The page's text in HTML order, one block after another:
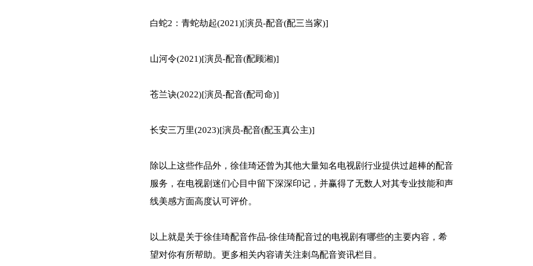
白蛇2：青蛇劫起(2021)[演员-配音(配三当家)]
山河令(2021)[演员-配音(配顾湘)]
苍兰诀(2022)[演员-配音(配司命)]
长安三万里(2023)[演员-配音(配玉真公主)]
除以上这些作品外，徐佳琦还曾为其他大量知名电视剧行业提供过超棒的配音
服务，在电视剧迷们心目中留下深深印记，并赢得了无数人对其专业技能和声
线美感方面高度认可评价。
以上就是关于徐佳琦配音作品-徐佳琦配音过的电视剧有哪些的主要内容，希
望对你有所帮助。更多相关内容请关注刺鸟配音资讯栏目。